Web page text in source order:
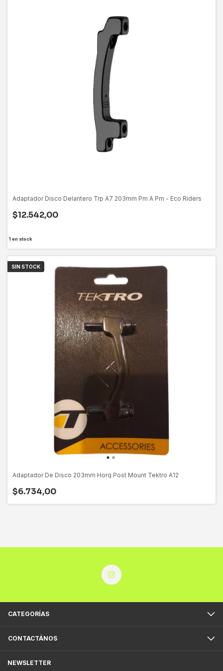
Adaptador Disco Delantero Trp A7 203mm Pm A Pm - Eco Riders
$12.542,00
1 en stock
SIN STOCK
Adaptador De Disco 203mm Horq Post Mount Tektro A12
$6.734,00
CATEGORÍAS
CONTACTÁNOS
NEWSLETTER